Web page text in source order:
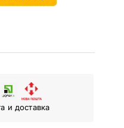
и доставка